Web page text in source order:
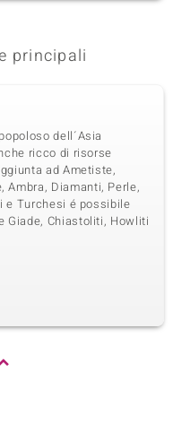
principali
dell´Asia
ricco di risorse
ad Ametiste,
Ambra, Diamanti, Perle,
e Turchesi é possibile
Giade, Chiastoliti, Howliti